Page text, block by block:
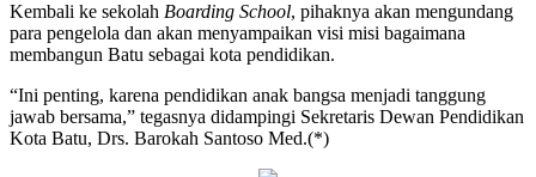
Kembali ke sekolah Boarding School, pihaknya akan mengundang
para pengelola dan akan menyampaikan visi misi bagaimana
membangun Batu sebagai kota pendidikan.
“Ini penting, karena pendidikan anak bangsa menjadi tanggung
jawab bersama,” tegasnya didampingi Sekretaris Dewan Pendidikan
Kota Batu, Drs. Barokah Santoso Med.(*)